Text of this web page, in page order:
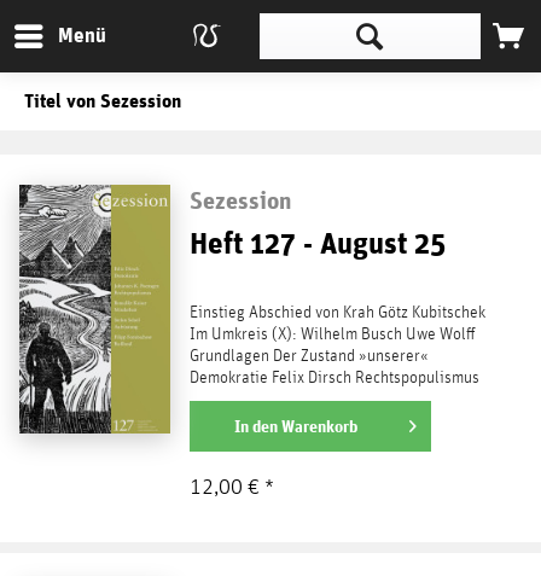
Menü
Titel von Sezession
Sezession
Heft 127 - August 25
Einstieg Abschied von Krah Götz Kubitschek
Im Umkreis (X): Wilhelm Busch Uwe Wolff
Grundlagen Der Zustand »unserer«
Demokratie Felix Dirsch Rechtspopulismus
– ein Dilemma...
weiterlesen
In denWarenkorb
12,00 € *